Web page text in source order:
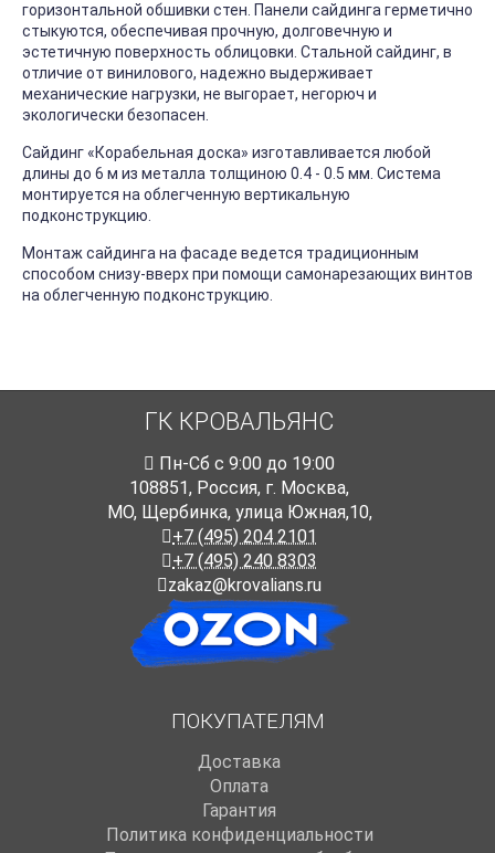
горизонтальной обшивки стен. Панели сайдинга герметично
стыкуются, обеспечивая прочную, долговечную и
эстетичную поверхность облицовки. Стальной сайдинг, в
отличие от винилового, надежно выдерживает
механические нагрузки, не выгорает, негорюч и
экологически безопасен.
Сайдинг «Корабельная доска» изготавливается любой
длины до 6 м из металла толщиною 0.4 - 0.5 мм. Система
монтируется на облегченную вертикальную
подконструкцию.
Монтаж сайдинга на фасаде ведется традиционным
способом снизу-вверх при помощи самонарезающих винтов
на облегченную подконструкцию.
ГК КРОВАЛЬЯНС
Пн-Cб с 9:00 до 19:00
108851, Россия, г. Москва,
МО, Щербинка, улица Южная,10,
+7 (495) 204 2101
+7 (495) 240 8303
zakaz@krovalians.ru
ПОКУПАТЕЛЯМ
Доставка
Оплата
Гарантия
Политика конфиденциальности